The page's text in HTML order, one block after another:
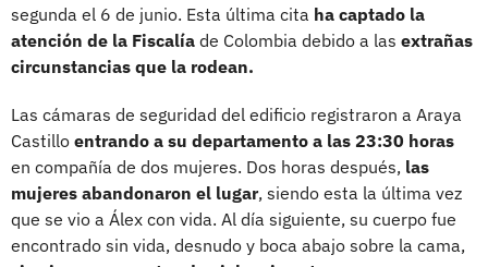
segunda el 6 de junio. Esta última cita ha captado la
atención de la Fiscalía de Colombia debido a las extrañas
circunstancias que la rodean.
Las cámaras de seguridad del edificio registraron a Araya
Castillo entrando a su departamento a las 23:30 horas
en compañía de dos mujeres. Dos horas después, las
mujeres abandonaron el lugar, siendo esta la última vez
que se vio a Álex con vida. Al día siguiente, su cuerpo fue
encontrado sin vida, desnudo y boca abajo sobre la cama,